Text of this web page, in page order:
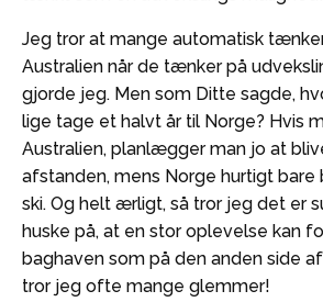
Jeg tror at mange automatisk
Australien når de tænker på
gjorde jeg. Men som Ditte sagde,
lige tage et halvt år til Norge? Hvis
Australien, planlægger man jo at
afstanden, mens Norge hurtigt bare
ski. Og helt ærligt, så tror jeg det er
huske på, at en stor oplevelse kan
baghaven som på den anden side
tror jeg ofte mange glemmer!